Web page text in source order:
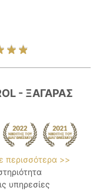
- ΞΑΓΑΡΑΣ
περισσότερα >>
υπηρεσίες